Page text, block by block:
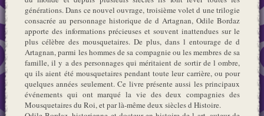
générations. Dans ce nouvel ouvrage, troisième volet d une trilogie
consacrée au personnage historique de d Artagnan, Odile Bordaz
apporte des informations précieuses et souvent inattendues sur le
plus célèbre des mousquetaires. De plus, dans l entourage de d
Artagnan, parmi les hommes de sa compagnie ou les membres de sa
famille, il y a des personnages qui méritaient de sortir de l ombre,
qu ils aient été mousquetaires pendant toute leur carrière, ou pour
quelques années seulement. Ce livre présente aussi les principaux
événements qui ont marqué la vie des deux compagnies des
Mousquetaires du Roi, et par là-même deux siècles d Histoire.